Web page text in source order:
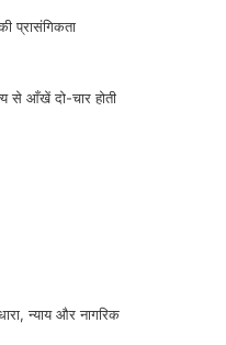
प्रासंगिकता
से आँखें दो-चार होती
न्याय और नागरिक